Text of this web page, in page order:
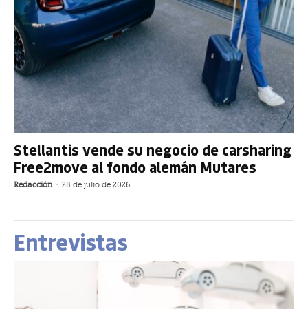
Stellantis vende su negocio de carsharing
Free2move al fondo alemán Mutares
Redacción - 28 de julio de 2026
Entrevistas